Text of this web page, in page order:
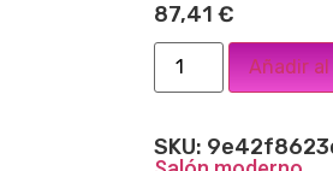
87,41 €
Añadir
SKU: